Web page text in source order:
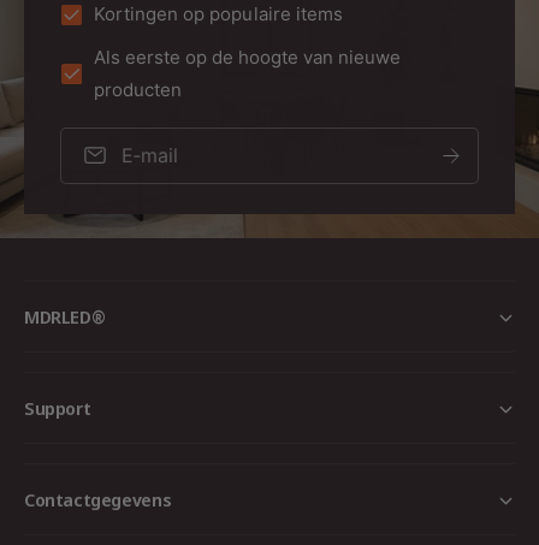
Kortingen op populaire items
Als eerste op de hoogte van nieuwe
producten
E‑mail
MDRLED®
Support
Contactgegevens